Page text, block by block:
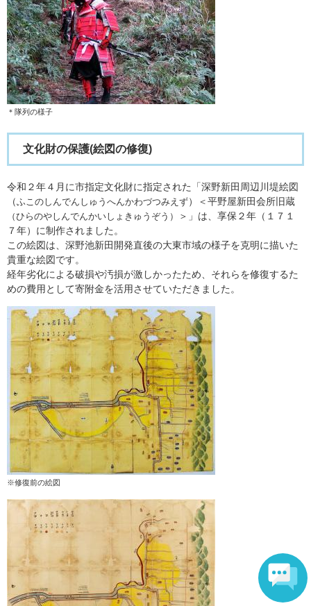
＊隊列の様子
文化財の保護​(絵図の修復)
令和２年４月に市指定文化財に指定された「深野新田周辺川堤絵図
（ふこのしんでんしゅうへんかわづつみえず）＜平野屋新田会所旧蔵
（ひらのやしんでんかいしょきゅうぞう）
＞」は、享保２年（１７１
７年）に制作されました。
この絵図は、深野池新田開発直後の大東市域の様子を克明に描いた
貴重な絵図です。
経年劣化による破損や汚損が激しかったため、それらを修復するた
めの費用として寄附金を活用させていただきました。
※修復前の絵図